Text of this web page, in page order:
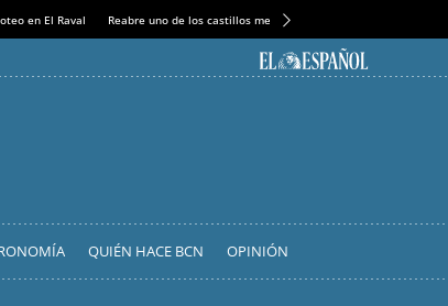
en El Raval Reabre uno de los castillos medievales más espectaculares
QUIÉN HACE BCN OPINIÓN